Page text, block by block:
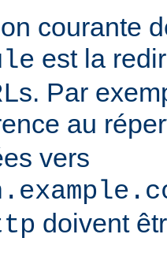
courante
est la
Par
au
vers
doivent